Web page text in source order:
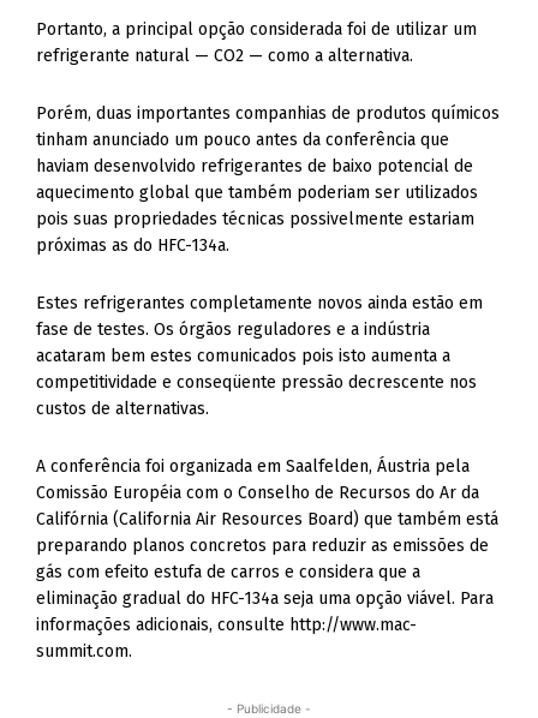
Portanto, a principal opção considerada foi de utilizar um
refrigerante natural — CO2 — como a alternativa.
Porém, duas importantes companhias de produtos químicos
tinham anunciado um pouco antes da conferência que
haviam desenvolvido refrigerantes de baixo potencial de
aquecimento global que também poderiam ser utilizados
pois suas propriedades técnicas possivelmente estariam
próximas as do HFC-134a.
Estes refrigerantes completamente novos ainda estão em
fase de testes. Os órgãos reguladores e a indústria
acataram bem estes comunicados pois isto aumenta a
competitividade e conseqüente pressão decrescente nos
custos de alternativas.
A conferência foi organizada em Saalfelden, Áustria pela
Comissão Européia com o Conselho de Recursos do Ar da
Califórnia (California Air Resources Board) que também está
preparando planos concretos para reduzir as emissões de
gás com efeito estufa de carros e considera que a
eliminação gradual do HFC-134a seja uma opção viável. Para
informações adicionais, consulte http://www.mac-
summit.com.
- Publicidade -